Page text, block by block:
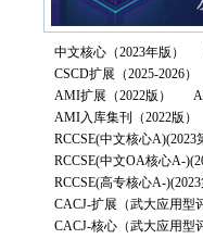
中文核心（2023年版）
CSCD扩展（2025-2026）
AMI扩展（2022版）
AMI入库集刊（2022版）
RCCSE(中文核心A)(2023
RCCSE(中文OA核心A-
RCCSE(高专核心A-
CACJ-扩展（武大应用型
CACJ-核心（武大应用型